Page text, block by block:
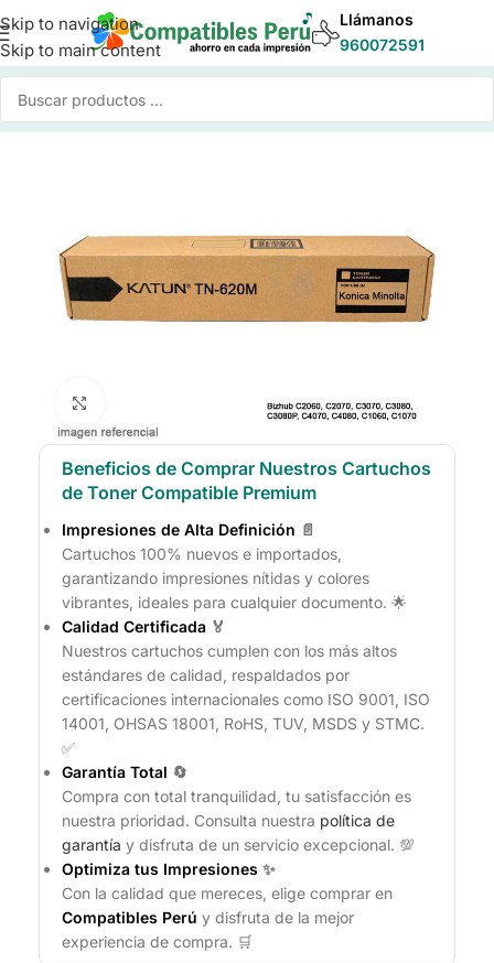
Skip to navigation
Skip to main content
Llámanos
960072591
/Toner para Impresoras/Toner Compatible Konica Minolta
Beneficios de Comprar Nuestros Cartuchos
de Toner Compatible Premium
Impresiones de Alta Definición 📄
Cartuchos 100% nuevos e importados,
garantizando impresiones nítidas y colores
vibrantes, ideales para cualquier documento. 🌟
Calidad Certificada 🏅
Nuestros cartuchos cumplen con los más altos
estándares de calidad, respaldados por
certificaciones internacionales como ISO 9001, ISO
14001, OHSAS 18001, RoHS, TUV, MSDS y STMC.
✅
Garantía Total 🔄
Compra con total tranquilidad, tu satisfacción es
nuestra prioridad. Consulta nuestra política de
garantía y disfruta de un servicio excepcional. 💯
Optimiza tus Impresiones ✨
Con la calidad que mereces, elige comprar en
Compatibles Perú y disfruta de la mejor
experiencia de compra. 🛒